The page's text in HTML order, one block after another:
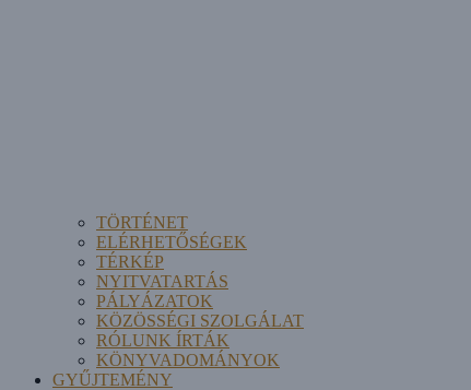
TÖRTÉNET
ELÉRHETŐSÉGEK
TÉRKÉP
NYITVATARTÁS
PÁLYÁZATOK
KÖZÖSSÉGI SZOLGÁLAT
RÓLUNK ÍRTÁK
KÖNYVADOMÁNYOK
GYŰJTEMÉNY